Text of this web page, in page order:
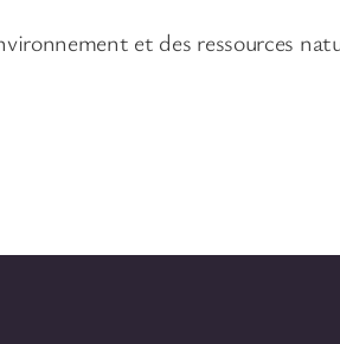
pet des ressources